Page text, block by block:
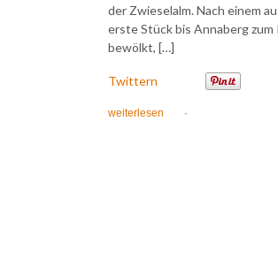
der Zwieselalm. Nach einem
erste Stück bis Annaberg
bewölkt, […]
Twittern
weiterlesen ·